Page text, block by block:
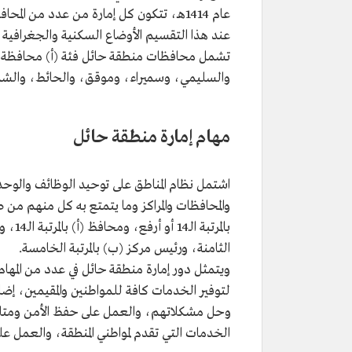
عام 1414هـ، تتكون كل إمارة من عدد
عند هذا التقسيم الأوضاع السكنية والجغرافية
تشمل محافظات منطقة حائل فئة (أ)
والسليمي، وسميراء، وموقق، والحائط،
مهام إمارة منطقة حائل
اشتمل نظام المناطق على توحيد الوظائف
والمحافظات والمراكز وما يتمتع به كل منهم من
الثامنة، ورئيس مركز (ب) بالمرتبة الخامسة.
ويتمثل دور إمارة منطقة حائل في عدد من
لتوفير الخدمات كافة للمواطنين والمقيمين،
وحل مشكلاتهم، والعمل على حفظ الأمن
الخدمات التي تقدم لمواطني المنطقة،